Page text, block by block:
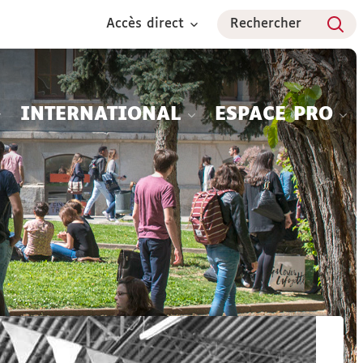
Accès direct Rechercher
INTERNATIONAL ESPACE PRO